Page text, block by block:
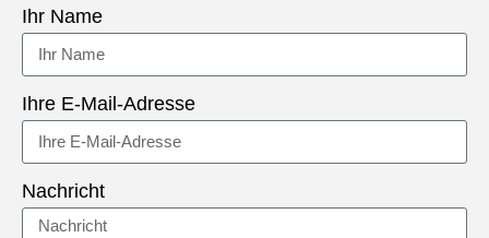
Ihr Name
Ihre E-Mail-Adresse
Nachricht